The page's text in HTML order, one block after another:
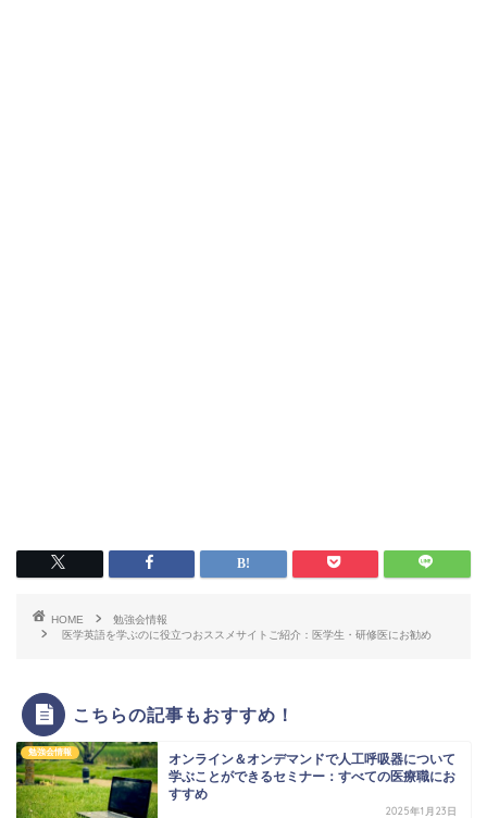
HOME
勉強会情報
医学英語を学ぶのに役立つおススメサイトご紹介：医学生・研修医にお勧め
こちらの記事もおすすめ！
勉強会情報
オンライン＆オンデマンドで人工呼吸器について
学ぶことができるセミナー：すべての医療職にお
すすめ
2025年1月23日